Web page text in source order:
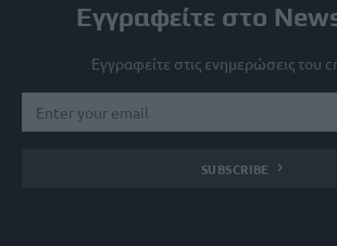
Εγγραφείτε στο
Εγγραφείτε στις ενημερώσεις του
SUBSCRIBE